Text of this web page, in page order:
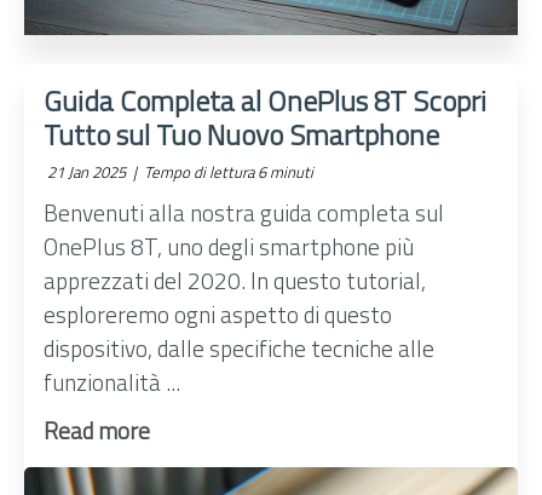
Guida Completa al OnePlus 8T Scopri
Tutto sul Tuo Nuovo Smartphone
21 Jan 2025 | Tempo di lettura 6 minuti
Benvenuti alla nostra guida completa sul
OnePlus 8T, uno degli smartphone più
apprezzati del 2020. In questo tutorial,
esploreremo ogni aspetto di questo
dispositivo, dalle specifiche tecniche alle
funzionalità ...
Read more